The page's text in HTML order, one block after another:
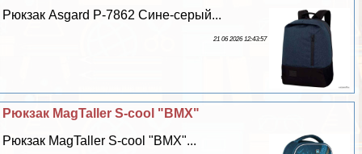
Рюкзак Asgard Р-7862 Сине-серый...
21 06 2026 12:43:57
Рюкзак MagTaller S-cool "BMX"
Рюкзак MagTaller S-cool "BMX"...